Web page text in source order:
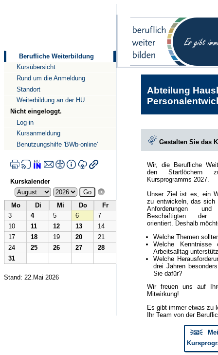
Berufliche Weiterbildung
Kursübersicht
Rund um die Anmeldung
Standort
Weiterbildung an der HU
Nicht eingeloggt.
Log-in
Kursanmeldung
Benutzungshilfe 'BWb-online'
Kurskalender
Mo Di Mi Do
Fr
3
4 5 6
7
10
11 12 13
14
17
18 19 20
21
24
25 26 27
28
31
Stand: 22.Mai 2026
Abteilung
Gestalten Sie das
Wir, die Berufliche
den Startlöchern
Kursprogramms 2027.
Unser Ziel ist es, ein
zu entwickeln, das sich
Anforderungen
Beschäftigten der
orientiert. Deshalb
Welche Themen
Welche
Arbeitsalltag
Welche
drei Jahren
Sie dafür?
Wir freuen uns auf
Mitwirkung!
Es gibt immer etwas zu
Ihr Team von der
🗦📧🗧